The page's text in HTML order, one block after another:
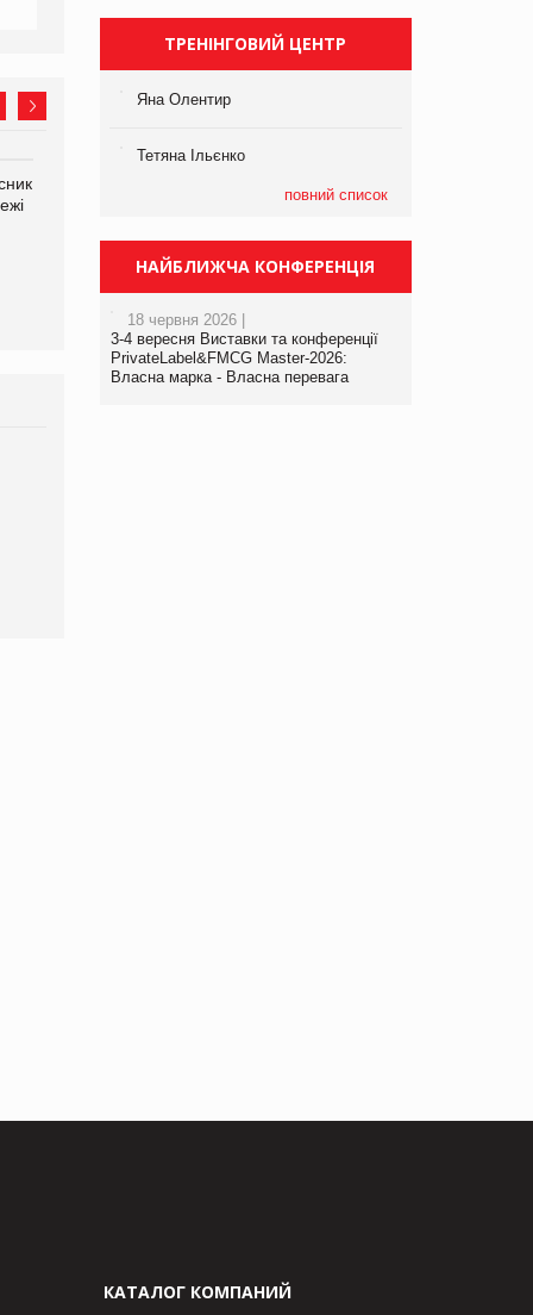
компанії «УкраМарин»
ТРЕНІНГОВИЙ ЦЕНТР
Яна Олентир
Тетяна Ільєнко
повний список
НАЙБЛИЖЧА КОНФЕРЕНЦІЯ
18 червня 2026 |
3-4 вересня Виставки та конференції
PrivateLabel&FMCG Master-2026:
Власна марка - Власна перевага
КАТАЛОГ КОМПАНИЙ